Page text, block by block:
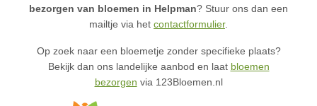
bezorgen van bloemen in Helpman? Stuur ons dan een
mailtje via het contactformulier.
Op zoek naar een bloemetje zonder specifieke plaats?
Bekijk dan ons landelijke aanbod en laat bloemen
bezorgen via 123Bloemen.nl